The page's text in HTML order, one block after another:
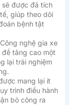
được đã tích
giúp theo dõi
bệnh tật
nghệ gia xe
tăng cao một
lại trải nghiệm
mang lại ít
trình điều hành
bỏ công ra